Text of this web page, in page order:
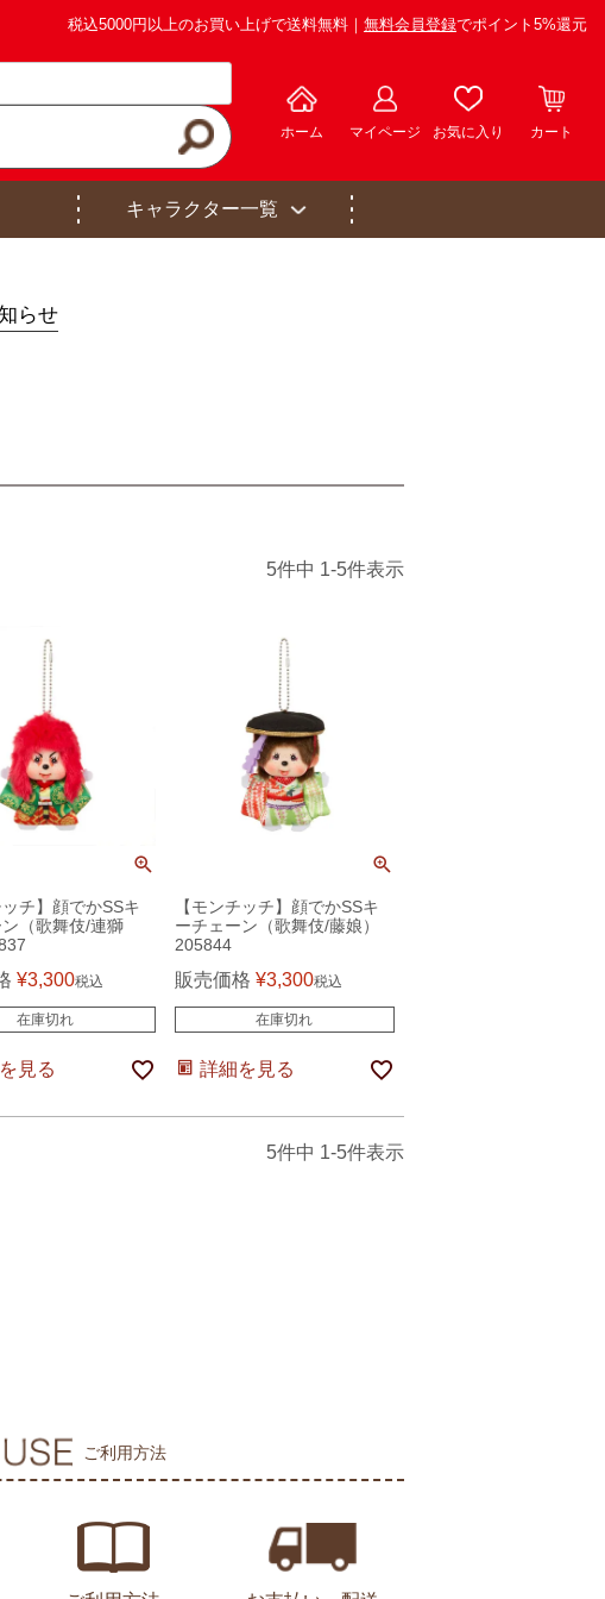
税込5000円以上のお買い上げで送料無料｜ 無料会員登録でポイント5%還元
ホーム マイページ お気に入り カート
キャラクター一覧
らせ
5件中 1-5件表示
ッチ】顔でかSSキ
（歌舞伎/連獅
¥3,300税込
在庫切れ
見る
【モンチッチ】顔でかSSキ
ーチェーン（歌舞伎/藤娘）
205844
販売価格 ¥3,300税込
在庫切れ
詳細を見る
5件中 1-5件表示
ご利用方法